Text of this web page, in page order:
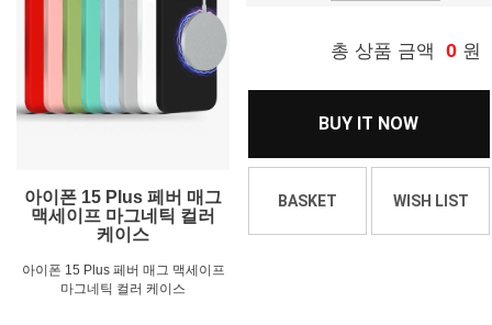
아이폰 15 Plus 페버 매그
맥세이프 마그네틱 컬러
케이스
아이폰 15 Plus 페버 매그 맥세이프
마그네틱 컬러 케이스
총 상품 금액 0 원
BUY IT NOW
BASKET WISH LIST